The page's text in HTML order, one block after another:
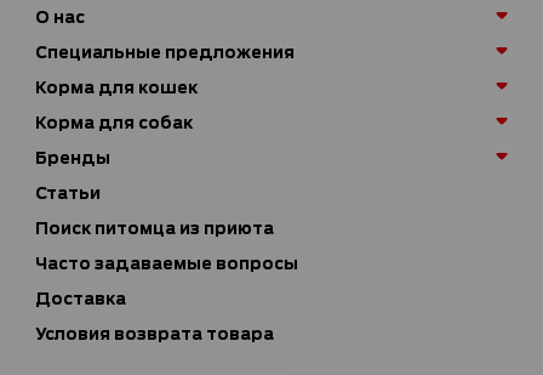
О нас
Специальные предложения
Корма для кошек
Корма для собак
Бренды
Статьи
Поиск питомца из приюта
Часто задаваемые вопросы
Доставка
Условия возврата товара